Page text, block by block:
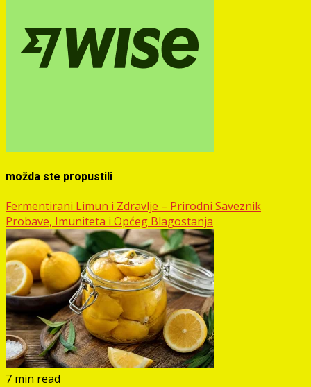
možda ste propustili
Fermentirani Limun i Zdravlje – Prirodni Saveznik
Probave, Imuniteta i Općeg Blagostanja
7 min read